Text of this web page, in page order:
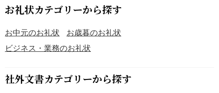
の慶事に際し、組織として祝意を示すために活用します。
■利用する目的 ・新任者の門出を祝い、今後のご活躍を祈
念するために利用します。 ・取引先や関係者との信頼関係
をより強固にし、円滑なビジネス関係を維持するために利
用します。 ・組織や個人の慶事に対し、礼儀やマナーを重
するメリット ・丁寧な祝意を伝えることで、相手に好印象
お礼状カテゴリーから探す
お中元のお礼状
お歳暮のお礼状
ビジネス・業務のお礼状
社外文書カテゴリーから探す